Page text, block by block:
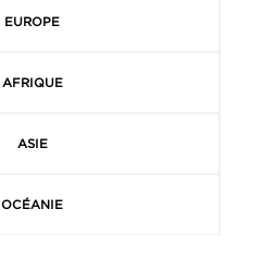
EUROPE
AFRIQUE
ASIE
OCÉANIE